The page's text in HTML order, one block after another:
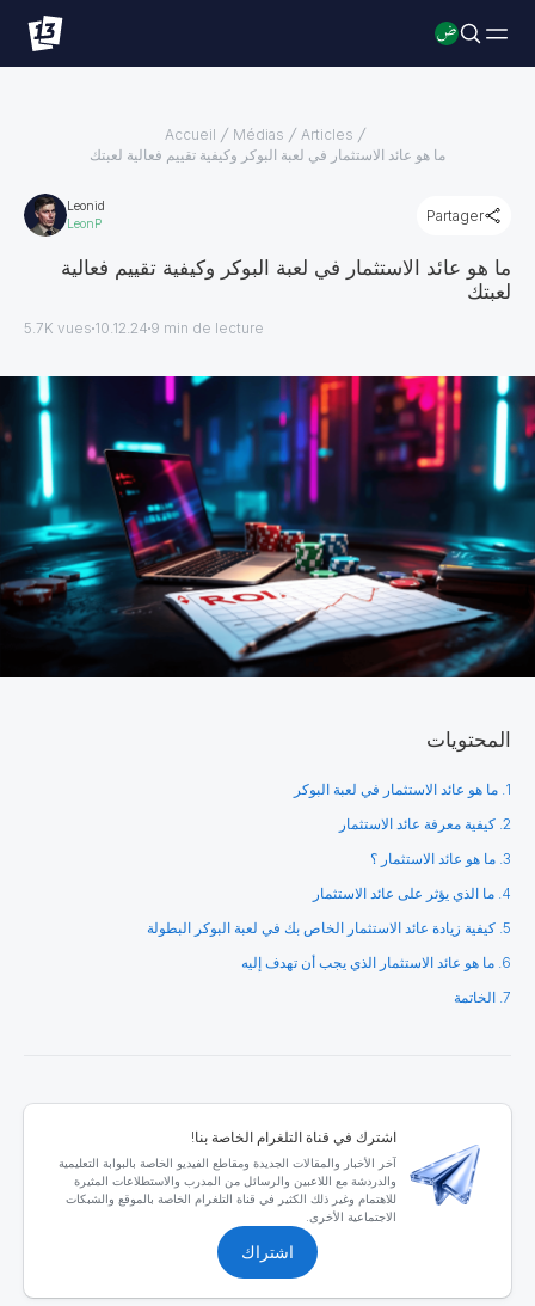
Accueil Médias
Articles
ما هو عائد الاستثمار في لعبة البوكر وكيفية تقييم فعالية لعبتك
Leonid
LeonP
Partager
ما هو عائد الاستثمار في لعبة البوكر وكيفية تقييم فعالية
لعبتك
5.7K vues 10.12.24 9 min de lecture
المحتويات
1. ما هو عائد الاستثمار في لعبة البوكر
2. كيفية معرفة عائد الاستثمار
3. ما هو عائد الاستثمار ؟
4. ما الذي يؤثر على عائد الاستثمار
5. كيفية زيادة عائد الاستثمار الخاص بك في لعبة البوكر البطولة
6. ما هو عائد الاستثمار الذي يجب أن تهدف إليه
7. الخاتمة
اشترك في قناة التلغرام الخاصة بنا!
آخر الأخبار والمقالات الجديدة ومقاطع الفيديو الخاصة بالبوابة التعليمية
والدردشة مع اللاعبين والرسائل من المدرب والاستطلاعات المثيرة
للاهتمام وغير ذلك الكثير في قناة التلغرام الخاصة بالموقع والشبكات
الاجتماعية الأخرى.
اشتراك